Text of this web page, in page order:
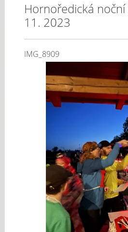
Hornoředická
11. 2023
IMG_8909